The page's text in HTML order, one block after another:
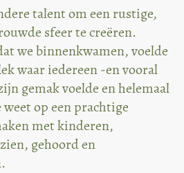
talent om een rustige,
sfeer te creëren.
we binnenkwamen, voelde
waar iedereen -en vooral
gemak voelde en helemaal
op een prachtige
met kinderen,
gehoord en